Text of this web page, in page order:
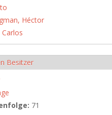
Héctor
Carlos
Besitzer
71